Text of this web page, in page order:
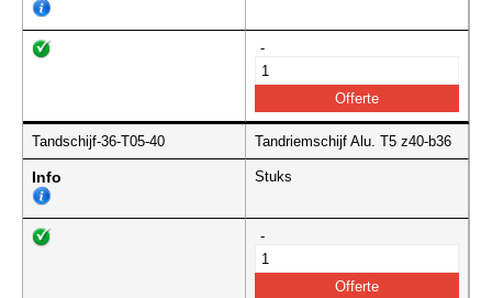
-
Tandschijf-36-T05-40 Tandriemschijf Alu. T5 z40-b36
Info Stuks
-